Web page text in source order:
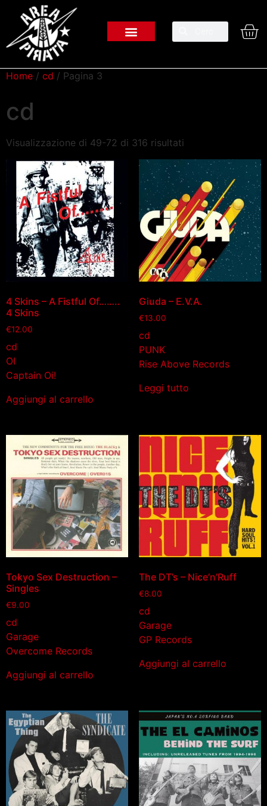
Home / cd / Pagina 3
cd
Visualizzazione di 49-72 di 316 risultati
4 Skins – A Fistful Of……..
4 Skins
€12.00
cd
OI
Captain Oi!
Aggiungi al carrello
Giuda – E.V.A.
€13.00
cd
PUNK
Rise Above Records
Leggi tutto
Tokyo Sex Destruction –
Singles
€9.00
cd
Garage
Overcome Records
Aggiungi al carrello
The DT’s – Nice’n’Ruff
€8.00
cd
Garage
GP Records
Aggiungi al carrello